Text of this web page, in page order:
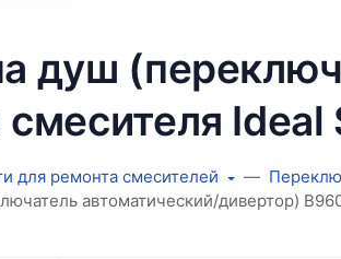
душ
Ideal
для ремонта смесителей
автоматический/дивертор)